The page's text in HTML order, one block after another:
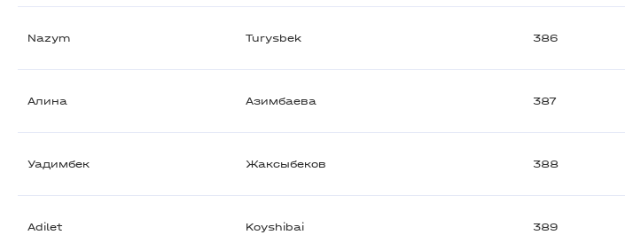
Nazym Turysbek 386
Алина Азимбаева 387
Уадимбек Жаксыбеков 388
Adilet Koyshibai 389